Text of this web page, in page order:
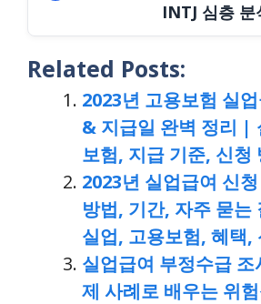
INTJ 심층 분
Related Posts:
2023년 고용보험 실
& 지급일 완벽 정리 |
보험, 지급 기준, 신청
2023년 실업급여 신
방법, 기간, 자주 묻는
실업, 고용보험, 혜택,
실업급여 부정수급 조
제 사례로 배우는 위